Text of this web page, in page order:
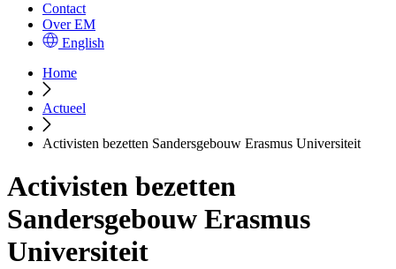
Contact
Over EM
English
Home
Actueel
Activisten bezetten Sandersgebouw Erasmus Universiteit
Activisten bezetten
Sandersgebouw Erasmus
Universiteit